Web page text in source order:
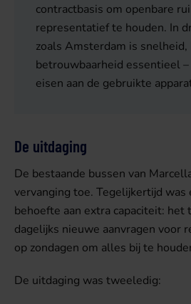
contractbasis om openbare
representatief te houden. In
zoals Amsterdam is snelheid,
betrouwbaarheid essentieel
eisen aan de gebruikte
De uitdaging
De bestaande bussen van
vervanging toe. Tegelijkertijd was
behoefte aan extra capaciteit: het
dagelijks nieuwe aanvragen voor
op zondagen om alles bij te
De uitdaging was tweeledig: